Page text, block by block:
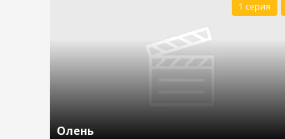
Олень
1 серия